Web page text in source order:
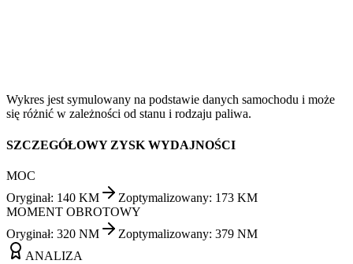
Wykres jest symulowany na podstawie danych samochodu i może
się różnić w zależności od stanu i rodzaju paliwa.
SZCZEGÓŁOWY ZYSK WYDAJNOŚCI
MOC
Oryginał: 140 KM Zoptymalizowany: 173 KM
MOMENT OBROTOWY
Oryginał: 320 NM Zoptymalizowany: 379 NM
ANALIZA